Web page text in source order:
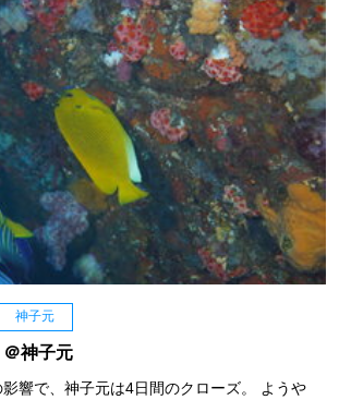
神子元
神子元
響で、神子元は4日間のクローズ。 ようや